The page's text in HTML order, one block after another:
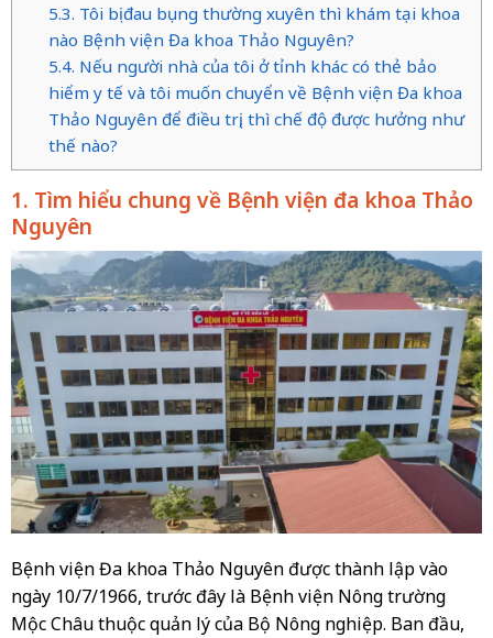
5.3. Tôi bị đau bụng thường xuyên thì khám tại khoa
nào Bệnh viện Đa khoa Thảo Nguyên?
5.4. Nếu người nhà của tôi ở tỉnh khác có thẻ bảo
hiểm y tế và tôi muốn chuyển về Bệnh viện Đa khoa
Thảo Nguyên để điều trị, thì chế độ được hưởng như
thế nào?
1. Tìm hiểu chung về Bệnh viện đa khoa Thảo
Nguyên
Bệnh viện Đa khoa Thảo Nguyên được thành lập vào
ngày 10/7/1966, trước đây là Bệnh viện Nông trường
Mộc Châu thuộc quản lý của Bộ Nông nghiệp. Ban đầu,